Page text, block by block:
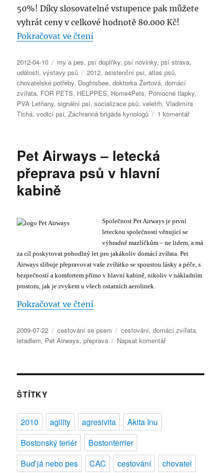
50%! Díky slosovatelné vstupence pak můžete
vyhrát ceny v celkové hodnotě 80.000 Kč!
Pokračovat ve čtení„FOR PETS 2012 – 2. ročník
Publikováno:
2012-04-10 Rubriky:
my a pes,psí doplňky,psí novinky,psí strava,
události,výstavy psů Štítky:
2012,asistenční psi,atlas psů,
chovatelské potřeby, Dogfrisbee,doktorka Žertová,domácí
zvířata, FOR PETS, HELPPES, Home4Pets, Pomocné tlapky,
PVA Letňany,signální psi,socializace psů,veletrh,Vladimíra
Tichá,vodicí psi,Záchranná brigáda kynologů 1 komentářu
pro
zvířata
Pet Airways – letecká
přeprava psů v hlavní
kabině
Společnost Pet Airways je první
leteckou společností věnující se
výhradně mazlíčkům – ne lidem, a má
za cíl poskytovat pohodlný let pro jakákoliv domácí zvířata. Pet
Airways slibuje přepravovat vaše zvířátko se spoustou lásky a péče, s
bezpečností a komfortem přímo v hlavní kabině, nikoliv v nákladním
prostoru, jak je zvykem u všech ostatních aerolinek.
Pokračovat ve čtení„Pet Airways – letecká
Publikováno:
2009-07-22 Rubriky:
cestování se psem Štítky:
cestování,domácí zvířata,
letadlem, Pet Airways,přeprava Napsat komentářpro
názvem
hlavní
kabině
ŠTÍTKY
2010 agility agresivita
Akita Inu
Bostonský teriér
Bostonterrier
Buď já nebo pes
CAC cestování chovatel